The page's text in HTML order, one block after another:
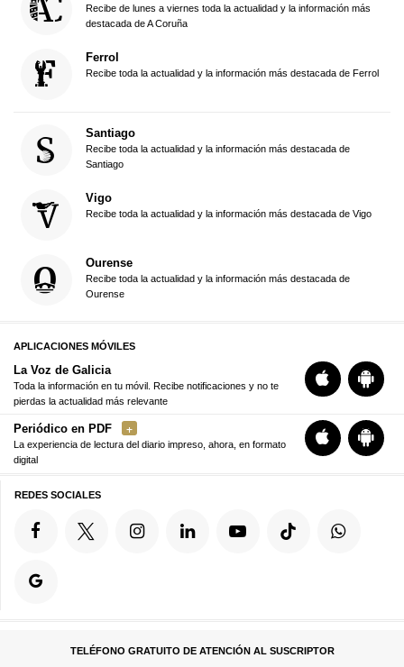
Recibe de lunes a viernes toda la actualidad y la información más
destacada de A Coruña
Ferrol
Recibe toda la actualidad y la información más destacada de Ferrol
Santiago
Recibe toda la actualidad y la información más destacada de
Santiago
Vigo
Recibe toda la actualidad y la información más destacada de Vigo
Ourense
Recibe toda la actualidad y la información más destacada de
Ourense
APLICACIONES MÓVILES
La Voz de Galicia
Toda la información en tu móvil. Recibe notificaciones y no te
pierdas la actualidad más relevante
Periódico en PDF
La experiencia de lectura del diario impreso, ahora, en formato
digital
REDES SOCIALES
TELÉFONO GRATUITO DE ATENCIÓN AL SUSCRIPTOR